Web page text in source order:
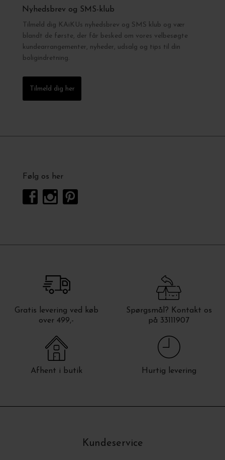
Nyhedsbrev og SMS-klub
Tilmeld dig KAiKUs nyhedsbrev og SMS klub og vær
blandt de første, der får besked om vores velbesøgte
kundearrangementer, nyheder, udsalg og tips til din
boligindretning.
Tilmeld dig her
Følg os her
Gratis levering ved køb
over 499,-
Spørgsmål? Kontakt os
på 33111907
Afhent i butik Hurtig levering
Kundeservice